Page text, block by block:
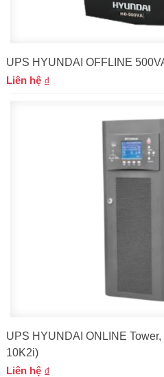
UPS HYUNDAI OFFLINE
Liên hệ
UPS HYUNDAI ONLINE
10K2i)
Liên hệ